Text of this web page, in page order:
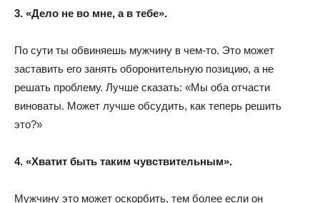
3. «Дело не во мне, а в тебе».
По сути ты обвиняешь мужчину в чем-то. Это может
заставить его занять оборонительную позицию, а не
решать проблему. Лучше сказать: «Мы оба отчасти
виноваты. Может лучше обсудить, как теперь решить
это?»
4. «Хватит быть таким чувствительным».
Мужчину это может оскорбить, тем более если он